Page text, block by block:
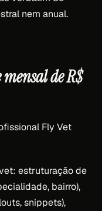
nem anual.
de R$
Fly Vet
estruturação de
bairro),
snippets),